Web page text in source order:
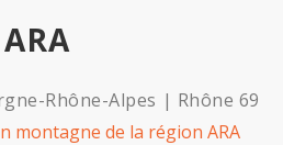
ARA
Rhône-Alpes
Rhône 69
montagne de la région ARA